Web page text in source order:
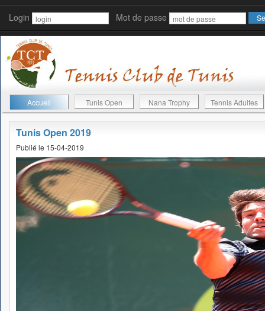
Login Mot de passe
Accueil Tunis Open Nana Trophy Tennis Adultes
Tunis Open 2019
Publié le 15-04-2019